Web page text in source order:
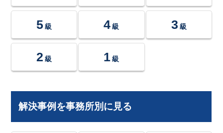
5 級 4 級 3 級
2 級 1 級
解決事例を事務所別に見る